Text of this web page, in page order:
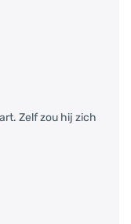
Zelf zou hij zich